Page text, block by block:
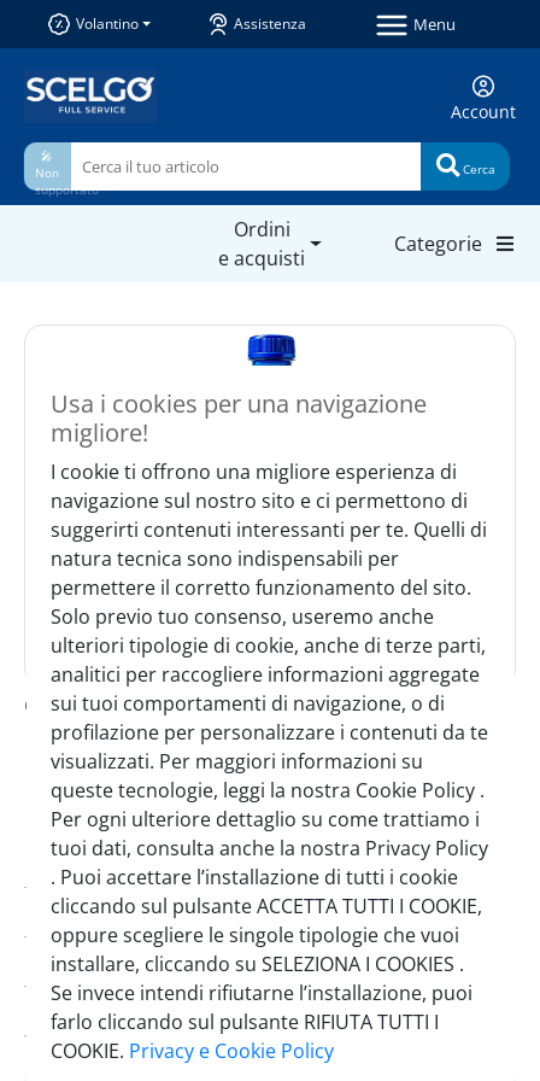
Usa i cookies per una navigazione
migliore!
I cookie ti offrono una migliore esperienza di
navigazione sul nostro sito e ci permettono di
suggerirti contenuti interessanti per te. Quelli di
natura tecnica sono indispensabili per
permettere il corretto funzionamento del sito.
Solo previo tuo consenso, useremo anche
ulteriori tipologie di cookie, anche di terze parti,
analitici per raccogliere informazioni aggregate
sui tuoi comportamenti di navigazione, o di
profilazione per personalizzare i contenuti da te
visualizzati. Per maggiori informazioni su
queste tecnologie, leggi la nostra Cookie Policy .
Per ogni ulteriore dettaglio su come trattiamo i
tuoi dati, consulta anche la nostra Privacy Policy
. Puoi accettare l’installazione di tutti i cookie
cliccando sul pulsante ACCETTA TUTTI I COOKIE,
oppure scegliere le singole tipologie che vuoi
installare, cliccando su SELEZIONA I COOKIES .
Se invece intendi rifiutarne l’installazione, puoi
farlo cliccando sul pulsante RIFIUTA TUTTI I
COOKIE. Privacy e Cookie Policy
Volantino Assistenza Menu
Account
🎤
Non
supportato
Cerca
Ordini
e acquisti
Categorie
derby blue arancia 1,5 l
SINGOLO
1 Pezzo
CARTONE
6 Pezzi
Codice: 0135800
Brand: Derby
Pezzi per cartone: 6
Scadenza minima: 28/12/2026